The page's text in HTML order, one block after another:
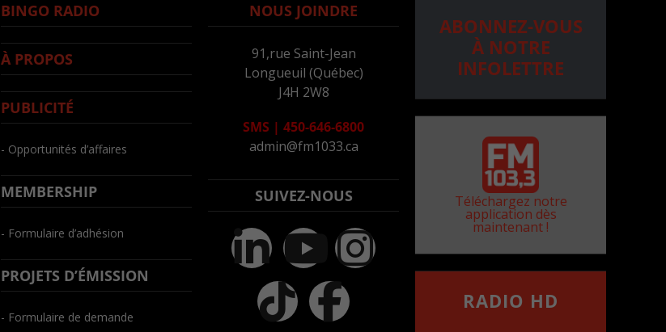
BINGO RADIO
À PROPOS
PUBLICITÉ
- Opportunités d’affaires
MEMBERSHIP
- Formulaire d’adhésion
PROJETS D’ÉMISSION
- Formulaire de demande
NOUS JOINDRE
91,rue Saint-Jean
Longueuil (Québec)
J4H 2W8
SMS | 450-646-6800
admin@fm1033.ca
SUIVEZ-NOUS
ABONNEZ-VOUS
À NOTRE
INFOLETTRE
Téléchargez notre
application dès
maintenant !
RADIO HD